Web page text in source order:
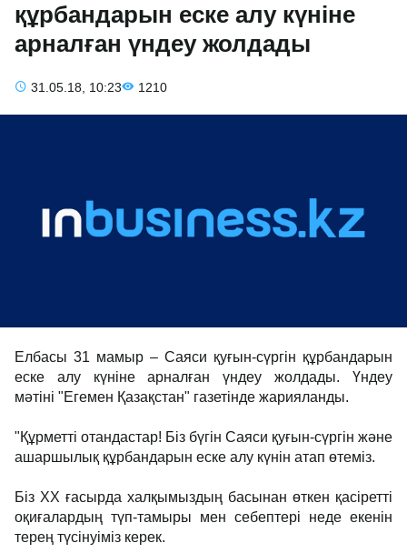
құрбандарын еске алу күніне
арналған үндеу жолдады
31.05.18, 10:23 1210
Елбасы 31 мамыр – Саяси қуғын-сүргін құрбандарын
еске алу күніне арналған үндеу жолдады. Үндеу
мәтіні "Егемен Қазақстан" газетінде жарияланды.
"Құрметті отандастар! Біз бүгін Саяси қуғын-сүргін және
ашаршылық құр­бан­дарын еске алу күнін атап өтеміз.
Біз ХХ ғасырда халқымыздың басынан өткен қасіретті
оқи­ға­лардың түп-тамыры мен себептері неде екенін
терең түсінуіміз керек.